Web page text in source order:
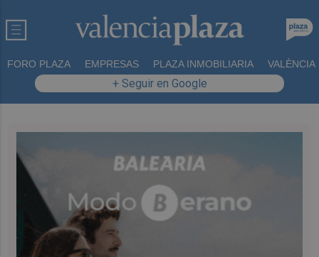
FORO PLAZA EMPRESAS PLAZA INMOBILIARIA VALÈNCIA
+ Seguir en Google